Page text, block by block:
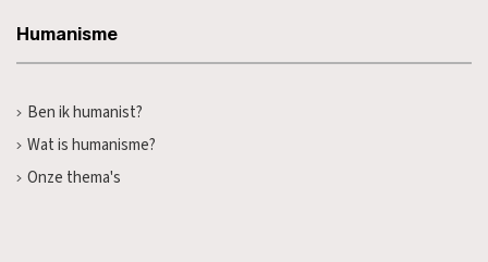
Humanisme
Ben ik humanist?
Wat is humanisme?
Onze thema's